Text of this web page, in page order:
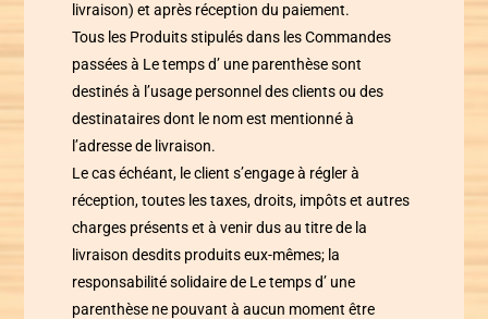
livraison) et après réception du paiement.
Tous les Produits stipulés dans les Commandes
passées à Le temps d’ une parenthèsesont
destinés à l’usage personnel des clients ou des
destinataires dont le nom est mentionné à
l’adresse de livraison.
Le cas échéant, le client s’engage à régler à
réception, toutes les taxes, droits, impôts et autres
charges présents et à venir dus au titre de la
livraison desdits produits eux-mêmes; la
responsabilité solidaire de Le temps d’ une
parenthèse ne pouvant à aucun moment être